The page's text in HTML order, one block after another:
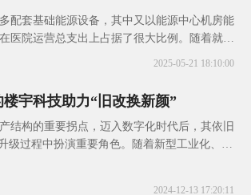
配套基础能源设备，其中又以能源中心机房能
医院运营总支出上占据了很大比例。随着就诊
2025-05-21 18:10:00
宇科技助力“旧改换新颜”
结构的重要拐点，迈入数字化时代后，其依旧
级过程中扮演重要角色。随着新型工业化、城
2024-12-13 17:20:11